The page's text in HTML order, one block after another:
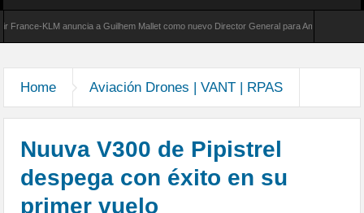
KLM anuncia a Guilhem Mallet como nuevo Director General para América Latina
Home Aviación Drones | VANT | RPAS
Nuuva V300 de Pipistrel
despega con éxito en su
primer vuelo